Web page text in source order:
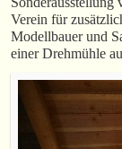
Verein für
Modellbauer und
einer Drehmühle